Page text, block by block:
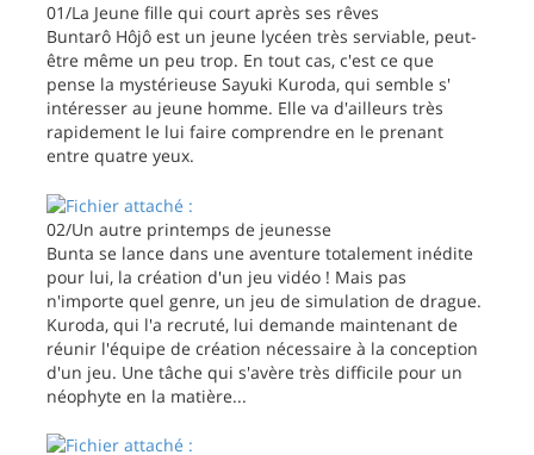
01/La Jeune fille qui court après ses rêves
Buntarô Hôjô est un jeune lycéen très serviable, peut-
être même un peu trop. En tout cas, c'est ce que
pense la mystérieuse Sayuki Kuroda, qui semble s'
intéresser au jeune homme. Elle va d'ailleurs très
rapidement le lui faire comprendre en le prenant
entre quatre yeux.
02/Un autre printemps de jeunesse
Bunta se lance dans une aventure totalement inédite
pour lui, la création d'un jeu vidéo ! Mais pas
n'importe quel genre, un jeu de simulation de drague.
Kuroda, qui l'a recruté, lui demande maintenant de
réunir l'équipe de création nécessaire à la conception
d'un jeu. Une tâche qui s'avère très difficile pour un
néophyte en la matière...